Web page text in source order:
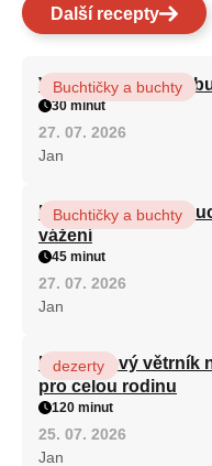
Další recepty
Vláčná olejová litá
Buchtičky a buchty
30 minut
27. 07. 2026
Jan
Hrnková maková
vážení
Buchtičky a buchty
45 minut
27. 07. 2026
Jan
Karamelový větrník
pro celou rodinu
dezerty
120 minut
25. 07. 2026
Jan